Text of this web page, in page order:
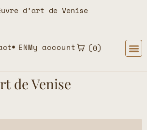
d’art de Venise
ENMy account 0
de Venise